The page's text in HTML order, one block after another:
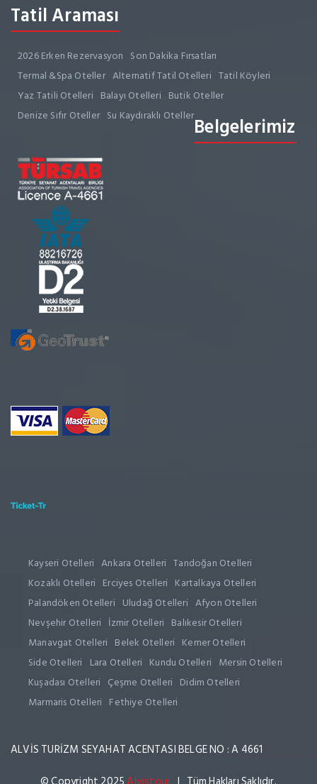
Tatil Araması
2026 Erken Rezervasyon Son Dakika Fırsatları
Termal &Spa Oteller Alternatif Tatil Otelleri Tatil Köyleri
Yaz Tatili Otelleri Balayı Otelleri Butik Oteller
Denize Sıfır Oteller Su Kaydıraklı OtellerBelgelerimiz
Kayseri Otelleri Ankara Otelleri Tandoğan Otelleri
Kozaklı Otelleri Erciyes Otelleri Kartalkaya Otelleri
Palandöken Otelleri Uludağ Otelleri Afyon Otelleri
Nevşehir Otelleri İzmir Otelleri Balıkesir Otelleri
Manavgat Otelleri Belek Otelleri Kemer Otelleri
Side Otelleri Lara Otelleri Kundu Otelleri Mersin Otelleri
Kuşadası Otelleri Çeşme Otelleri Didim Otelleri
Marmaris Otelleri Fethiye Otelleri
ALVİS TURİZM SEYAHAT ACENTASI BELGE NO : A 4661